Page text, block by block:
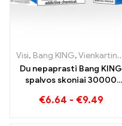
Visi, Bang KING,Vienkartinės elektroninės cigaretės Lietuva
Du nepaprasti Bang KING
spalvos skoniai 30000
aviečių mišrus ir supelijęs
€6.64 - €9.49